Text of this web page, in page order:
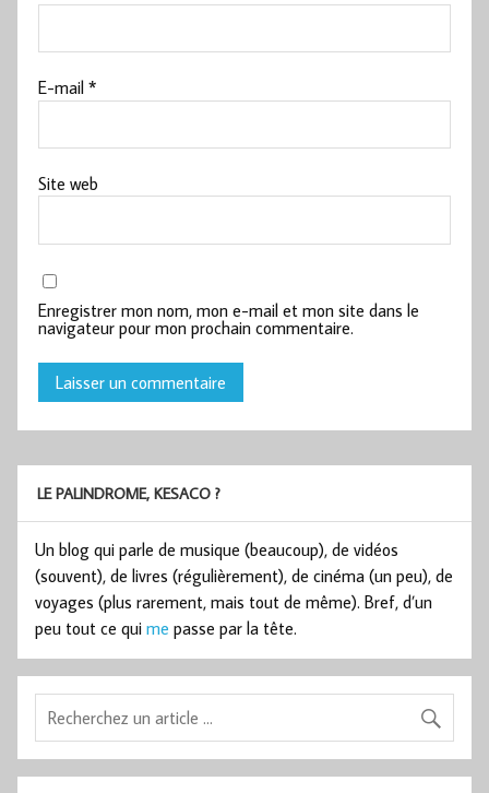
E-mail*
Site web
Enregistrer mon nom, mon e-mail et mon site dans le
navigateur pour mon prochain commentaire.
LE PALINDROME, KESACO ?
Un blog qui parle de musique (beaucoup), de vidéos
(souvent), de livres (régulièrement), de cinéma (un peu), de
voyages (plus rarement, mais tout de même). Bref, d’un
peu tout ce qui me passe par la tête.